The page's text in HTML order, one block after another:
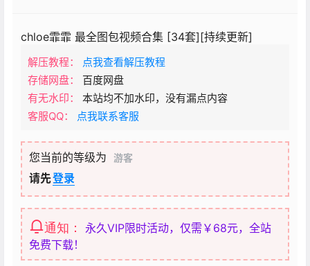
chloe霏霏 最全图包视频合集 [34套][持续更新]
解压教程：
点我查看解压教程
存储网盘：
百度网盘
有无水印：
本站均不加水印，没有漏点内容
客服QQ：
点我联系客服
您当前的等级为 游客
请先登录
通知：
永久VIP限时活动，仅需￥68元，全站
免费下载！